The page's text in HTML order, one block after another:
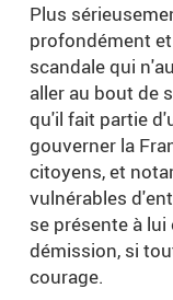
Plus
profondément
scandale qui
aller au bout de
qu'il fait partie
gouverner la
citoyens, et
vulnérables
se présente à
démission, si
courage.